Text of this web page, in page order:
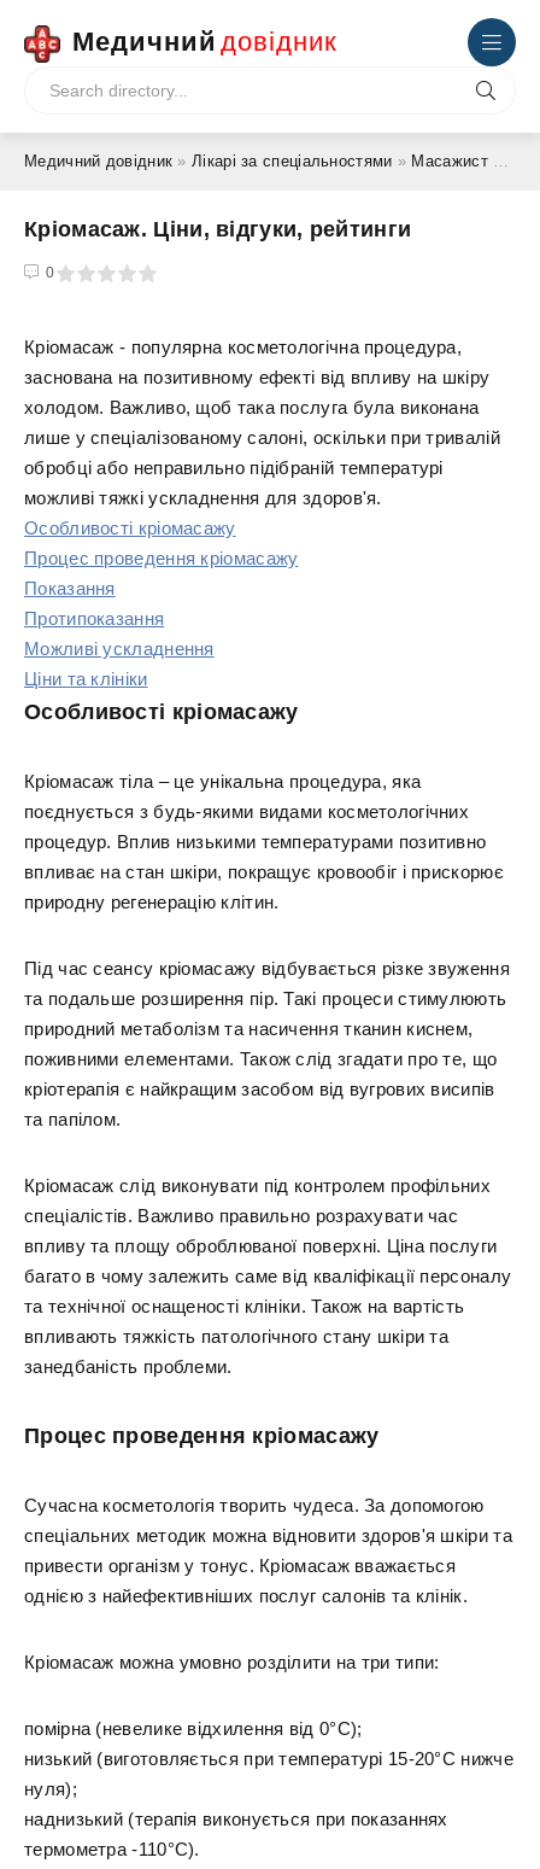
Медичний довідник
Медичний довідник »Лікарі за спеціальностями » Масажист» Кріомасаж. Ціни, відгуки, рейтинги
Кріомасаж. Ціни, відгуки, рейтинги
0
5
Кріомасаж - популярна косметологічна процедура,
заснована на позитивному ефекті від впливу на шкіру
холодом. Важливо, щоб така послуга була виконана
лише у спеціалізованому салоні, оскільки при тривалій
обробці або неправильно підібраній температурі
можливі тяжкі ускладнення для здоров'я.
Особливості кріомасажу
Процес проведення кріомасажу
Показання
Протипоказання
Можливі ускладнення
Ціни та клініки
Особливості кріомасажу
Кріомасаж тіла – це унікальна процедура, яка
поєднується з будь-якими видами косметологічних
процедур. Вплив низькими температурами позитивно
впливає на стан шкіри, покращує кровообіг і прискорює
природну регенерацію клітин.
Під час сеансу кріомасажу відбувається різке звуження
та подальше розширення пір. Такі процеси стимулюють
природний метаболізм та насичення тканин киснем,
поживними елементами. Також слід згадати про те, що
кріотерапія є найкращим засобом від вугрових висипів
та папілом.
Кріомасаж слід виконувати під контролем профільних
спеціалістів. Важливо правильно розрахувати час
впливу та площу оброблюваної поверхні. Ціна послуги
багато в чому залежить саме від кваліфікації персоналу
та технічної оснащеності клініки. Також на вартість
впливають тяжкість патологічного стану шкіри та
занедбаність проблеми.
Процес проведення кріомасажу
Сучасна косметологія творить чудеса. За допомогою
спеціальних методик можна відновити здоров'я шкіри та
привести організм у тонус. Кріомасаж вважається
однією з найефективніших послуг салонів та клінік.
Кріомасаж можна умовно розділити на три типи:
помірна (невелике відхилення від 0°С);
низький (виготовляється при температурі 15-20°С нижче
нуля);
наднизький (терапія виконується при показаннях
термометра -110°С).